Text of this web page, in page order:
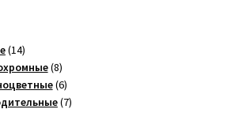
1414
товаров
88
товаров
66
товаров
77